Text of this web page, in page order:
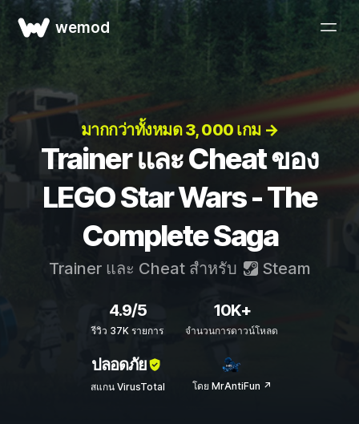
wemod
มากกว่าทั้งหมด 3, 000 เกม →
Trainer และ Cheat ของ
LEGO Star Wars - The
Complete Saga
Trainer และ Cheat สำหรับ Steam
4.9/5
รีวิว 37K รายการ
10K+
จำนวนการดาวน์โหลด
ปลอดภัย
สแกน VirusTotal โดย MrAntiFun ↗